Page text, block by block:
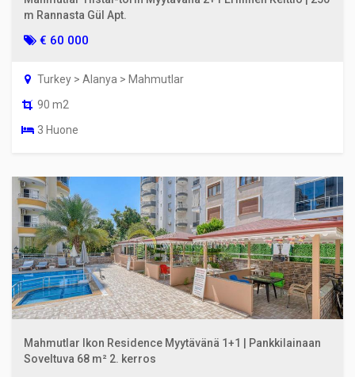
m Rannasta Gül Apt.
€ 60 000
Turkey > Alanya > Mahmutlar
90 m2
3 Huone
Mahmutlar Ikon Residence Myytävänä 1+1 | Pankkilainaan
Soveltuva 68 m² 2. kerros